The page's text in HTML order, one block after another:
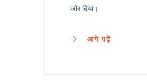
जोर दिया।
आगे पढ़ें